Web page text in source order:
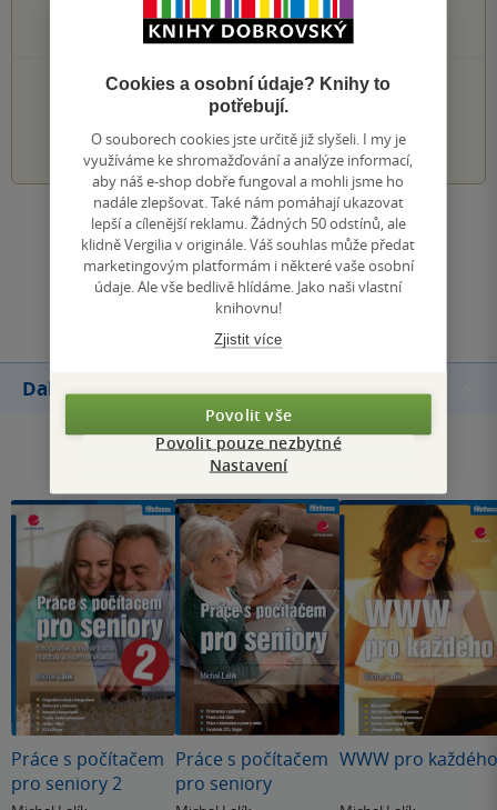
0×
1 hvezdička
PŘIDEJTE SVÉ HODNOCENÍ KNIHY
1 2 3 4 5
Zobrazit všechna hodnocení
Přidat hodnocení
Další knihy autora
Práce s počítačem
pro seniory 2
Práce s počítačem
pro seniory
WWW pro každého
Cookies a osobní údaje? Knihy to
potřebují.
O souborech cookies jste určitě již slyšeli. I my je
využíváme ke shromažďování a analýze informací,
aby náš e-shop dobře fungoval a mohli jsme ho
nadále zlepšovat. Také nám pomáhají ukazovat
lepší a cílenější reklamu. Žádných 50 odstínů, ale
klidně Vergilia v originále. Váš souhlas může předat
marketingovým platformám i některé vaše osobní
údaje. Ale vše bedlivě hlídáme. Jako naši vlastní
knihovnu!
Zjistit více
Povolit vše
Povolit pouze nezbytné
Nastavení